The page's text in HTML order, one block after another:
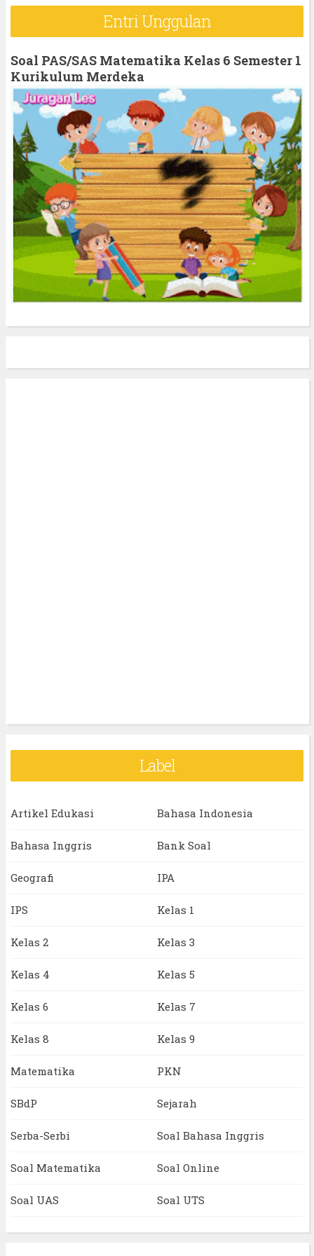
r
f
o
r
Entri Unggulan
Soal PAS/SAS Matematika Kelas 6 Semester 1
Kurikulum Merdeka
Label
Artikel Edukasi Bahasa Indonesia
Bahasa Inggris Bank Soal
Geografi IPA
IPS Kelas 1
Kelas 2 Kelas 3
Kelas 4 Kelas 5
Kelas 6 Kelas 7
Kelas 8 Kelas 9
Matematika PKN
SBdP Sejarah
Serba-Serbi Soal Bahasa Inggris
Soal Matematika Soal Online
Soal UAS Soal UTS